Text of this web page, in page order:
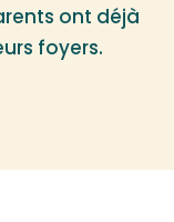
ont déjà
foyers.